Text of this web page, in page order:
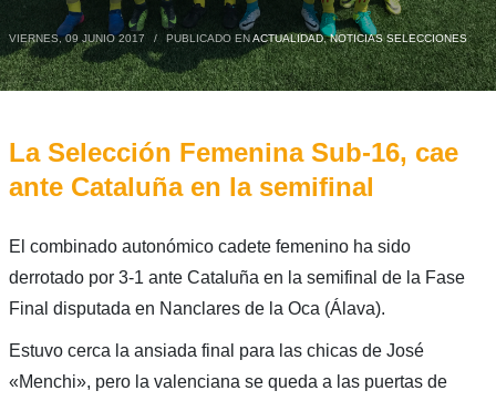
VIERNES, 09 JUNIO 2017 / PUBLICADO ENACTUALIDAD,NOTICIAS SELECCIONES
La Selección Femenina Sub-16, cae
ante Cataluña en la semifinal
El combinado autonómico cadete femenino ha sido
derrotado por 3-1 ante Cataluña en la semifinal de la Fase
Final disputada en Nanclares de la Oca (Álava).
Estuvo cerca la ansiada final para las chicas de José
«Menchi», pero la valenciana se queda a las puertas de